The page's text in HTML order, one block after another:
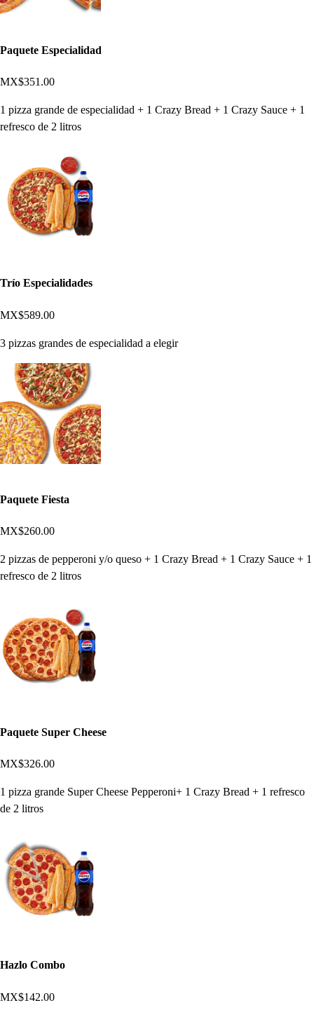
Paquete Especialidad
MX$351.00
1 pizza grande de especialidad + 1 Crazy Bread + 1 Crazy Sauce + 1
refresco de 2 litros
Trío Especialidades
MX$589.00
3 pizzas grandes de especialidad a elegir
Paquete Fiesta
MX$260.00
2 pizzas de pepperoni y/o queso + 1 Crazy Bread + 1 Crazy Sauce + 1
refresco de 2 litros
Paquete Super Cheese
MX$326.00
1 pizza grande Super Cheese Pepperoni+ 1 Crazy Bread + 1 refresco
de 2 litros
Hazlo Combo
MX$142.00